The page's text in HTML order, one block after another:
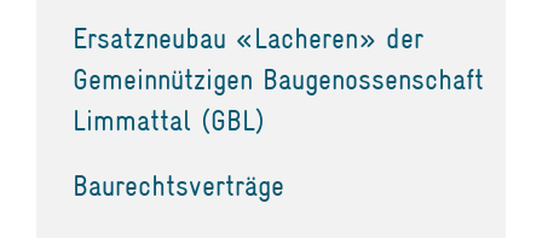
Ersatzneubau «Lacheren» der
Gemeinnützigen Baugenossenschaft
Limmattal (GBL)
Baurechtsverträge